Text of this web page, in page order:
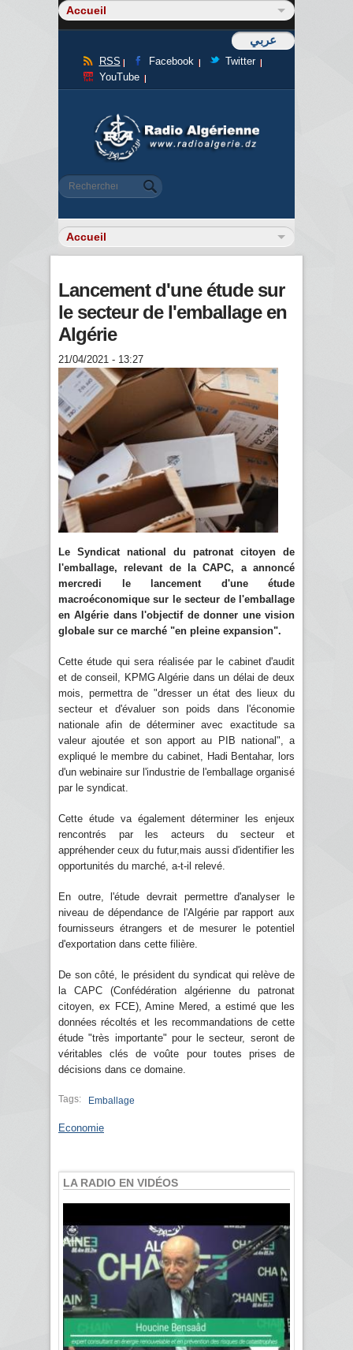
عربي
RSS Facebook
Twitter
YouTube
Formulaire de recherche
Rechercher
Lancement d'une étude sur
le secteur de l'emballage en
Algérie
21/04/2021 - 13:27
Le Syndicat national du patronat citoyen de
l'emballage, relevant de la CAPC, a annoncé
mercredi le lancement d'une étude
macroéconomique sur le secteur de l'emballage
en Algérie dans l'objectif de donner une vision
globale sur ce marché "en pleine expansion".
Cette étude qui sera réalisée par le cabinet d'audit
et de conseil, KPMG Algérie dans un délai de deux
mois, permettra de "dresser un état des lieux du
secteur et d'évaluer son poids dans l'économie
nationale afin de déterminer avec exactitude sa
valeur ajoutée et son apport au PIB national", a
expliqué le membre du cabinet, Hadi Bentahar, lors
d'un webinaire sur l'industrie de l'emballage organisé
par le syndicat.
Cette étude va également déterminer les enjeux
rencontrés par les acteurs du secteur et
appréhender ceux du futur,mais aussi d'identifier les
opportunités du marché, a-t-il relevé.
En outre, l'étude devrait permettre d'analyser le
niveau de dépendance de l'Algérie par rapport aux
fournisseurs étrangers et de mesurer le potentiel
d'exportation dans cette filière.
De son côté, le président du syndicat qui relève de
la CAPC (Confédération algérienne du patronat
citoyen, ex FCE), Amine Mered, a estimé que les
données récoltés et les recommandations de cette
étude "très importante" pour le secteur, seront de
véritables clés de voûte pour toutes prises de
décisions dans ce domaine.
Tags: Emballage
Economie
LA RADIO EN VIDÉOS